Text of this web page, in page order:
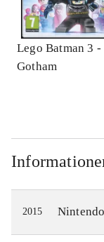
Lego Batman 3
Gotham
2015